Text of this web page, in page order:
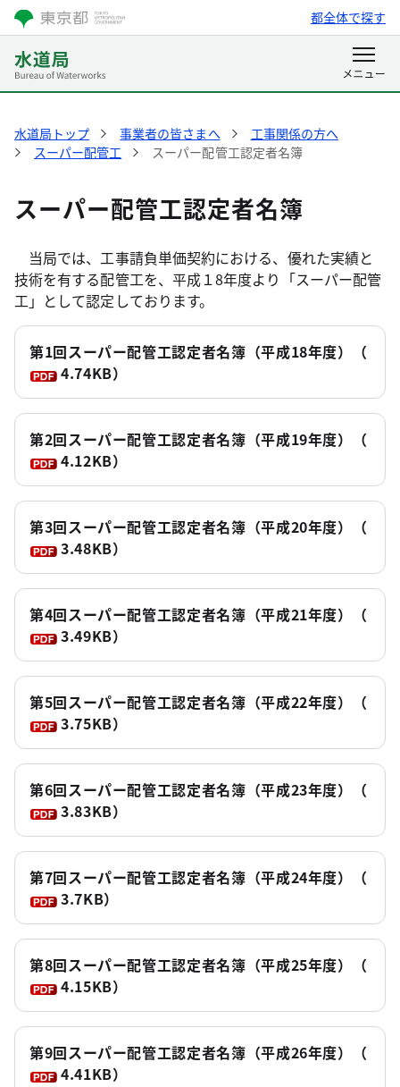
都全体で探す
水道局トップ 事業者の皆さまへ
工事関係の方へ
スーパー配管工
スーパー配管工認定者名簿
スーパー配管工認定者名簿
当局では、工事請負単価契約における、優れた実績と
技術を有する配管工を、平成１8年度より「スーパー配管
工」として認定しております。
第1回スーパー配管工認定者名簿（平成18年度）
（
4.74KB）
第2回スーパー配管工認定者名簿（平成19年度）
（
4.12KB）
第3回スーパー配管工認定者名簿（平成20年度）
（
3.48KB）
第4回スーパー配管工認定者名簿（平成21年度）
（
3.49KB）
第5回スーパー配管工認定者名簿（平成22年度）
（
3.75KB）
第6回スーパー配管工認定者名簿（平成23年度）
（
3.83KB）
第7回スーパー配管工認定者名簿（平成24年度）
（
3.7KB）
第8回スーパー配管工認定者名簿（平成25年度）
（
4.15KB）
第9回スーパー配管工認定者名簿（平成26年度）
（
4.41KB）